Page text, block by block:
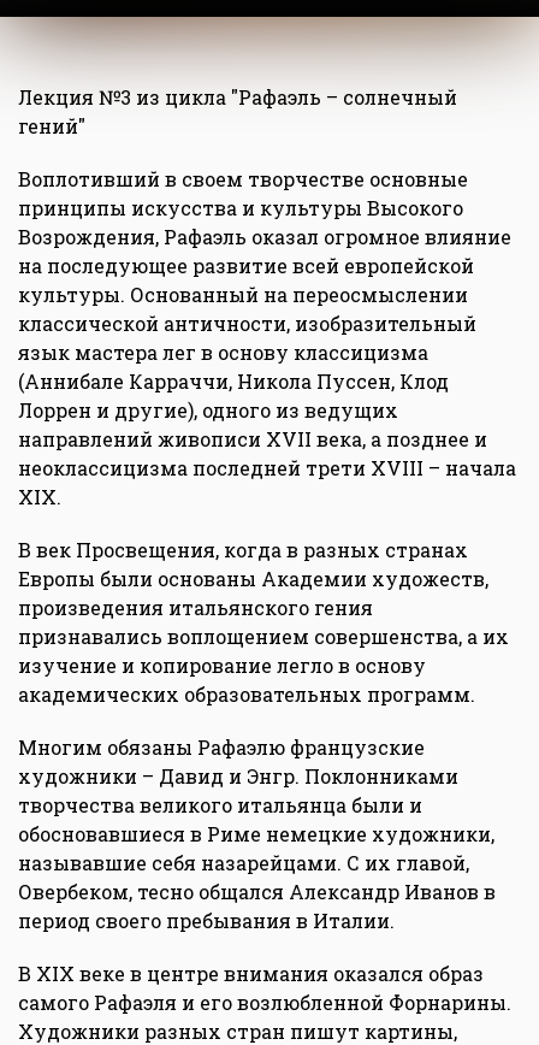
Лекция №3 из цикла "Рафаэль – солнечный
гений"
Воплотивший в своем творчестве основные
принципы искусства и культуры Высокого
Возрождения, Рафаэль оказал огромное влияние
на последующее развитие всей европейской
культуры. Основанный на переосмыслении
классической античности, изобразительный
язык мастера лег в основу классицизма
(Аннибале Карраччи, Никола Пуссен, Клод
Лоррен и другие), одного из ведущих
направлений живописи XVII века, а позднее и
неоклассицизма последней трети XVIII – начала
XIX.
В век Просвещения, когда в разных странах
Европы были основаны Академии художеств,
произведения итальянского гения
признавались воплощением совершенства, а их
изучение и копирование легло в основу
академических образовательных программ.
Многим обязаны Рафаэлю французские
художники – Давид и Энгр. Поклонниками
творчества великого итальянца были и
обосновавшиеся в Риме немецкие художники,
называвшие себя назарейцами. С их главой,
Овербеком, тесно общался Александр Иванов в
период своего пребывания в Италии.
В XIX веке в центре внимания оказался образ
самого Рафаэля и его возлюбленной Форнарины.
Художники разных стран пишут картины,